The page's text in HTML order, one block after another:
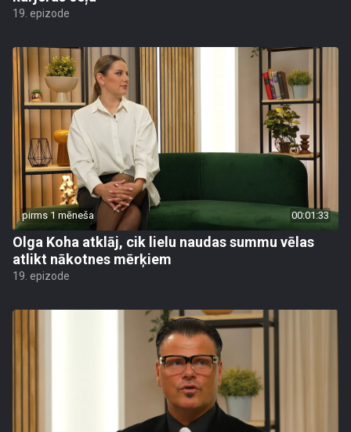
19. epizode
pirms 1 mēneša 00:01:33
Olga Koha atklāj, cik lielu naudas summu vēlas
atlikt nākotnes mērķiem
19. epizode